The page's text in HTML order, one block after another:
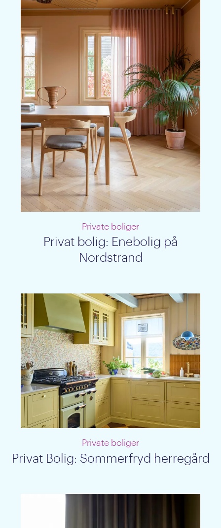
Private boliger
Privat bolig: Enebolig på
Nordstrand
Private boliger
Privat Bolig: Sommerfryd herregård